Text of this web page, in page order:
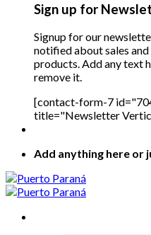
Sign up for
Signup for our
notified about sales and
products. Add any text
remove it.
[contact-form-7
title="Newsletter
Add anything here or